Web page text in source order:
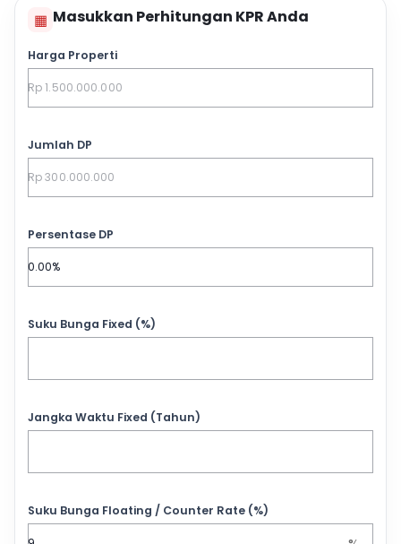
▦ Masukkan Perhitungan KPR Anda
Harga Properti
Jumlah DP
Persentase DP
Suku Bunga Fixed (%)
Jangka Waktu Fixed (Tahun)
Suku Bunga Floating / Counter Rate (%)